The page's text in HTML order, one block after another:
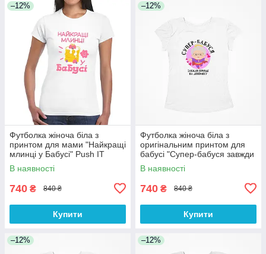
–12%
Футболка жіноча біла з
принтом для мами "Найкращі
млинці у Бабусі" Push IT
В наявності
740 ₴ 840 ₴
Купити
–12%
Футболка жіноча біла з
оригінальним принтом для
бабусі "Супер-бабуся завжди
прийде на допомогу" Push IT
В наявності
740 ₴ 840 ₴
Купити
–12% –12%